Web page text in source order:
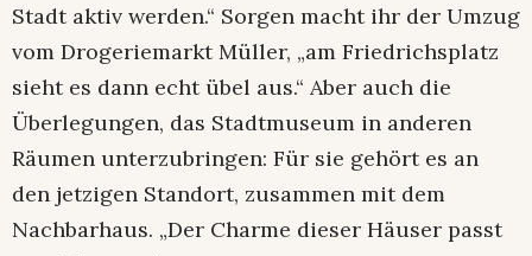
Stadt aktiv werden.“ Sorgen macht ihr der Umzug
vom Drogeriemarkt Müller, „am Friedrichsplatz
sieht es dann echt übel aus.“ Aber auch die
Überlegungen, das Stadtmuseum in anderen
Räumen unterzubringen: Für sie gehört es an
den jetzigen Standort, zusammen mit dem
Nachbarhaus. „Der Charme dieser Häuser passt